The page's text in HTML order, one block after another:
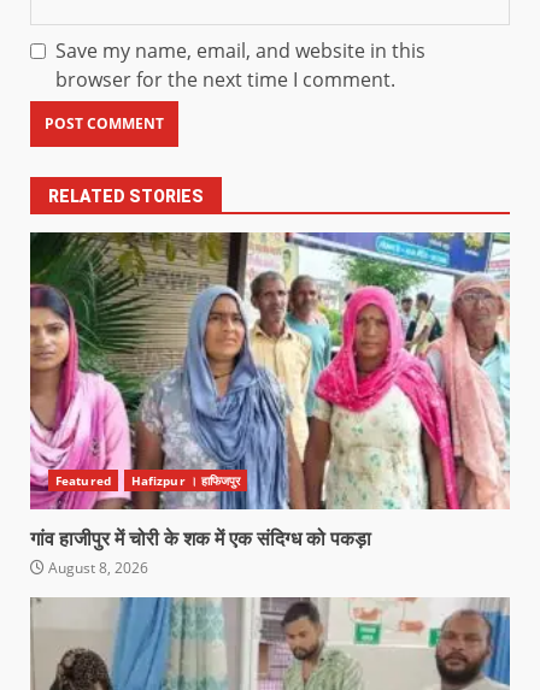
Save my name, email, and website in this
browser for the next time I comment.
RELATED STORIES
Featured Hafizpur । हाफिजपुर
गांव हाजीपुर में चोरी के शक में एक संदिग्ध को पकड़ा
August 8, 2026